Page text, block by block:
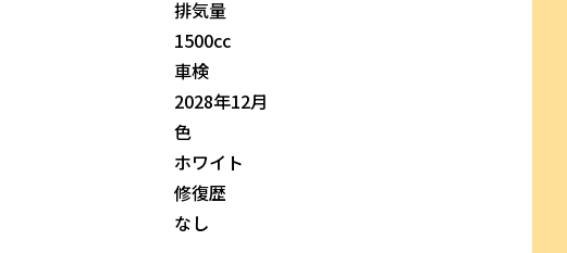
排気量
1500cc
車検
2028年12月
色
ホワイト
修復歴
なし